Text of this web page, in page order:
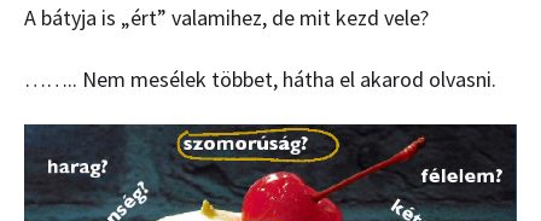
A bátyja is „ért” valamihez, de mit kezd vele?
…….. Nem mesélek többet, hátha el akarod olvasni.